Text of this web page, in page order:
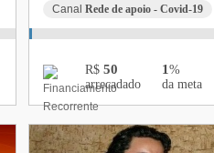
Canal Rede de apoio - Covid-19
R$ 50
arrecadado
1 %
da meta